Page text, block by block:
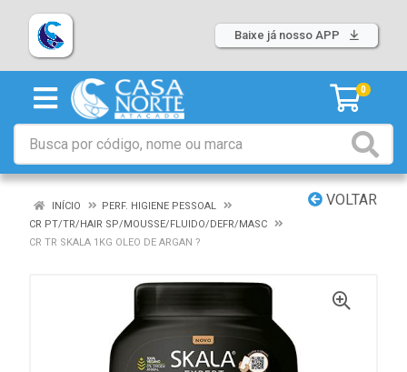
Baixe já nosso APP
0
VOLTAR
INÍCIO
PERF. HIGIENE PESSOAL
CR PT/TR/HAIR SP/MOUSSE/FLUIDO/DEFR/MASC
CR TR SKALA 1KG OLEO DE ARGAN ?